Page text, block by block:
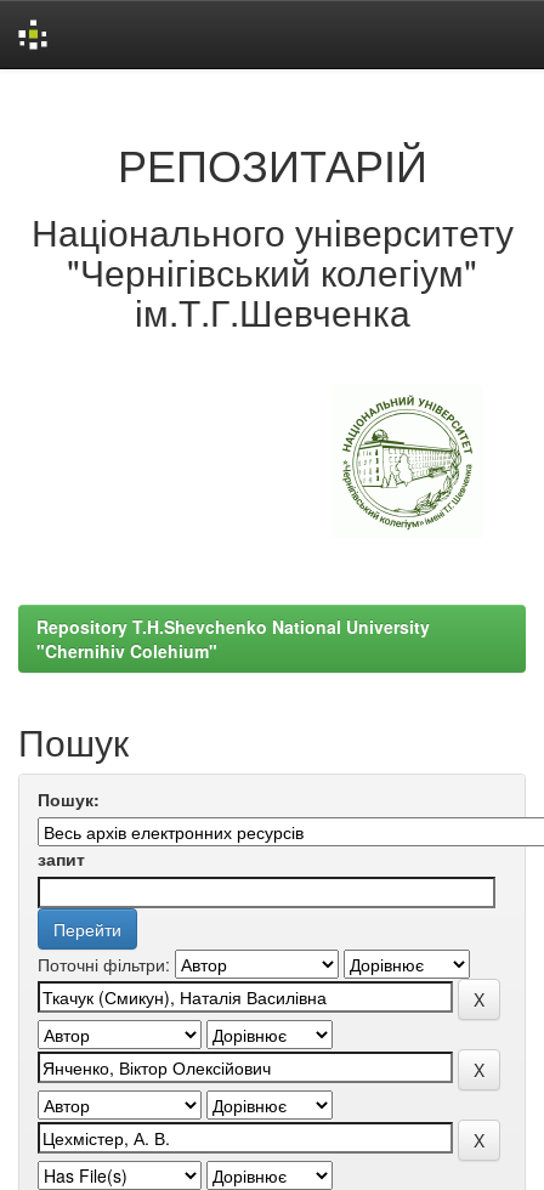
РЕПОЗИТАРІЙ
Національного університету
"Чернігівський колегіум"
ім.Т.Г.Шевченка
Repository T.H.Shevchenko National University
"Chernihiv Colehium"
Пошук
Пошук:
запит
Поточні фільтри: